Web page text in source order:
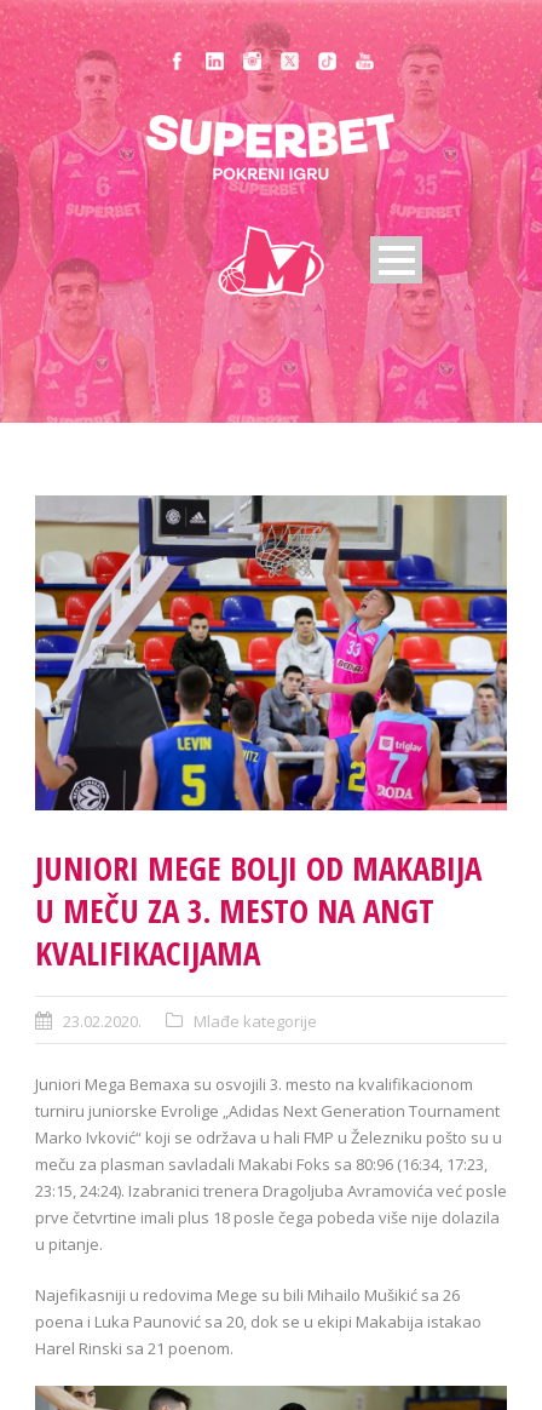
JUNIORI MEGE BOLJI OD MAKABIJA
U MEČU ZA 3. MESTO NA ANGT
KVALIFIKACIJAMA
23.02.2020. Mlađe kategorije
Juniori Mega Bemaxa su osvojili 3. mesto na kvalifikacionom
turniru juniorske Evrolige „Adidas Next Generation Tournament
Marko Ivković“ koji se održava u hali FMP u Železniku pošto su u
meču za plasman savladali Makabi Foks sa 80:96 (16:34, 17:23,
23:15, 24:24). Izabranici trenera Dragoljuba Avramovića već posle
prve četvrtine imali plus 18 posle čega pobeda više nije dolazila
u pitanje.
Najefikasniji u redovima Mege su bili Mihailo Mušikić sa 26
poena i Luka Paunović sa 20, dok se u ekipi Makabija istakao
Harel Rinski sa 21 poenom.